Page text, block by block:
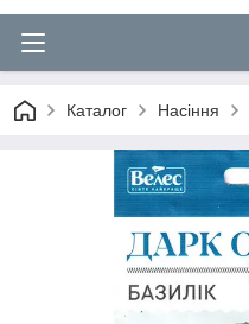
Каталог Насіння